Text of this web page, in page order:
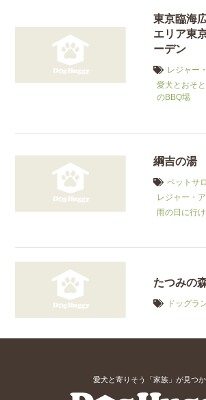
東京臨海
エリア東
ーデン
レジャー
愛犬とおそ
のBBQ場
綱吉の湯
ペットサ
レジャー・
雨の日に行
たつみの
ドッグラ
愛犬と寄りそう「家族」が見つ